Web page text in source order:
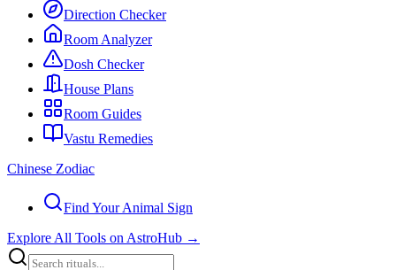
Direction Checker
Room Analyzer
Dosh Checker
House Plans
Room Guides
Vastu Remedies
Chinese Zodiac
Find Your Animal Sign
Explore All Tools on AstroHub →